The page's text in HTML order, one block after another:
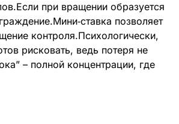
при вращении образуется
позволяет
контроля.Психологически,
рисковать, ведь потеря не
– полной концентрации, где